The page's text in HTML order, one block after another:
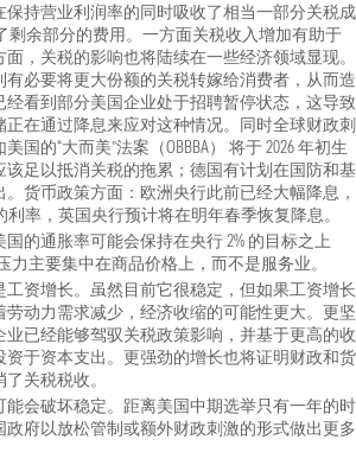
持营业利润率的同时吸收了相当一部分关税成
剩余部分的费用。一方面关税收入增加有助于
，关税的影响也将陆续在一些经济领域显现。
必要将更大份额的关税转嫁给消费者，从而造
经看到部分美国企业处于招聘暂停状态，这导致
在通过降息来应对这种情况。同时全球财政刺
国的“大而美”法案（OBBBA） 将于 2026 年初生
足以抵消关税的拖累；德国有计划在国防和基
货币政策方面：欧洲央行此前已经大幅降息，
利率，英国央行预计将在明年春季恢复降息。
的通胀率可能会保持在央行 2% 的目标之上
力主要集中在商品价格上，而不是服务业。
资增长。虽然目前它很稳定，但如果工资增长
动力需求减少，经济收缩的可能性更大。更坚
已经能够驾驭关税政策影响，并基于更高的收
资于资本支出。更强劲的增长也将证明财政和货
关税税收。
会破坏稳定。距离美国中期选举只有一年的时
府以放松管制或额外财政刺激的形式做出更多